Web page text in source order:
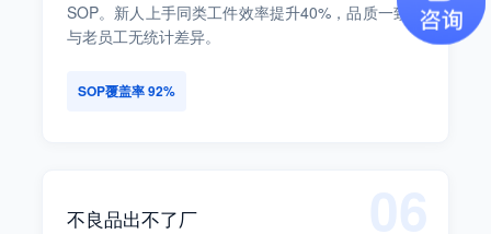
SOP。新人上手同类工件效率提升40%，品质一致性
与老员工无统计差异。
SOP覆盖率 92%
不良品出不了厂